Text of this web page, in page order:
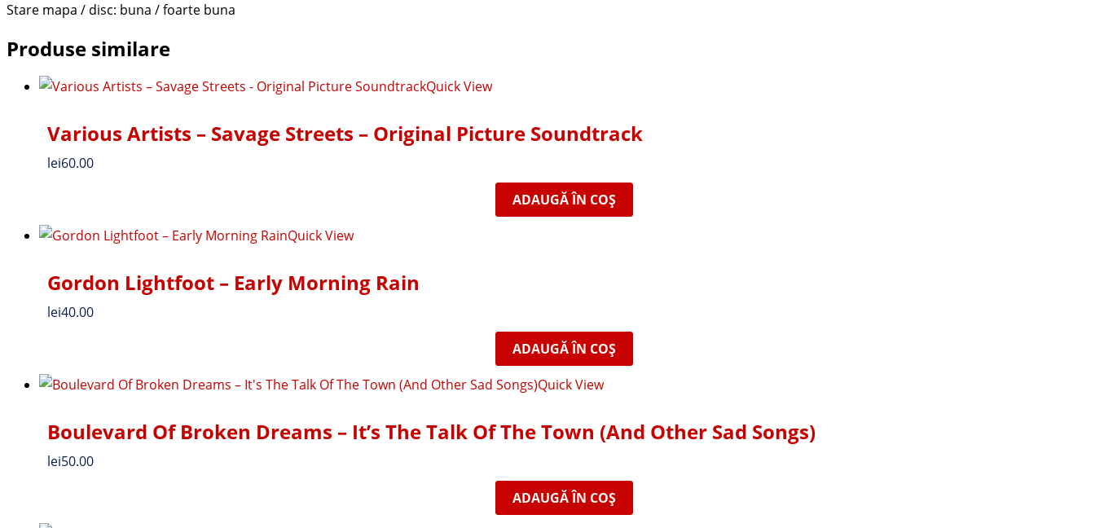
Stare mapa / disc: buna / foarte buna
Produse similare
Quick View
Various Artists – Savage Streets – Original Picture Soundtrack
lei60.00
ADAUGĂ ÎN COȘ
Quick View
Gordon Lightfoot – Early Morning Rain
lei40.00
ADAUGĂ ÎN COȘ
Quick View
Boulevard Of Broken Dreams – It’s The Talk Of The Town (And Other Sad Songs)
lei50.00
ADAUGĂ ÎN COȘ